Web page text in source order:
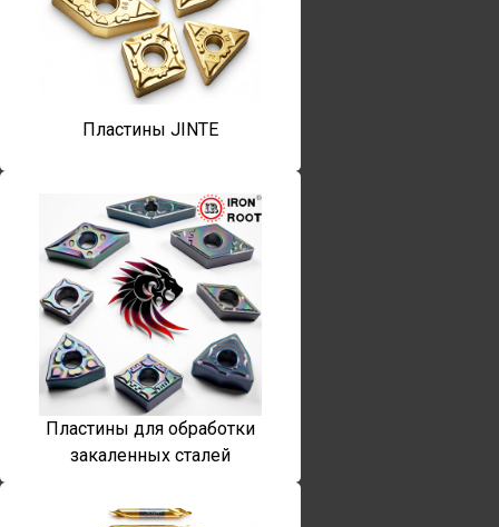
Пластины JINTE
Пластины для обработки
закаленных сталей